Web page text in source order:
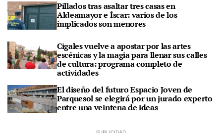
Pillados tras asaltar tres casas en
Aldeamayor e Íscar: varios de los
implicados son menores
Cigales vuelve a apostar por las artes
escénicas y la magia para llenar sus calles
de cultura: programa completo de
actividades
El diseño del futuro Espacio Joven de
Parquesol se elegirá por un jurado experto
entre una veintena de ideas